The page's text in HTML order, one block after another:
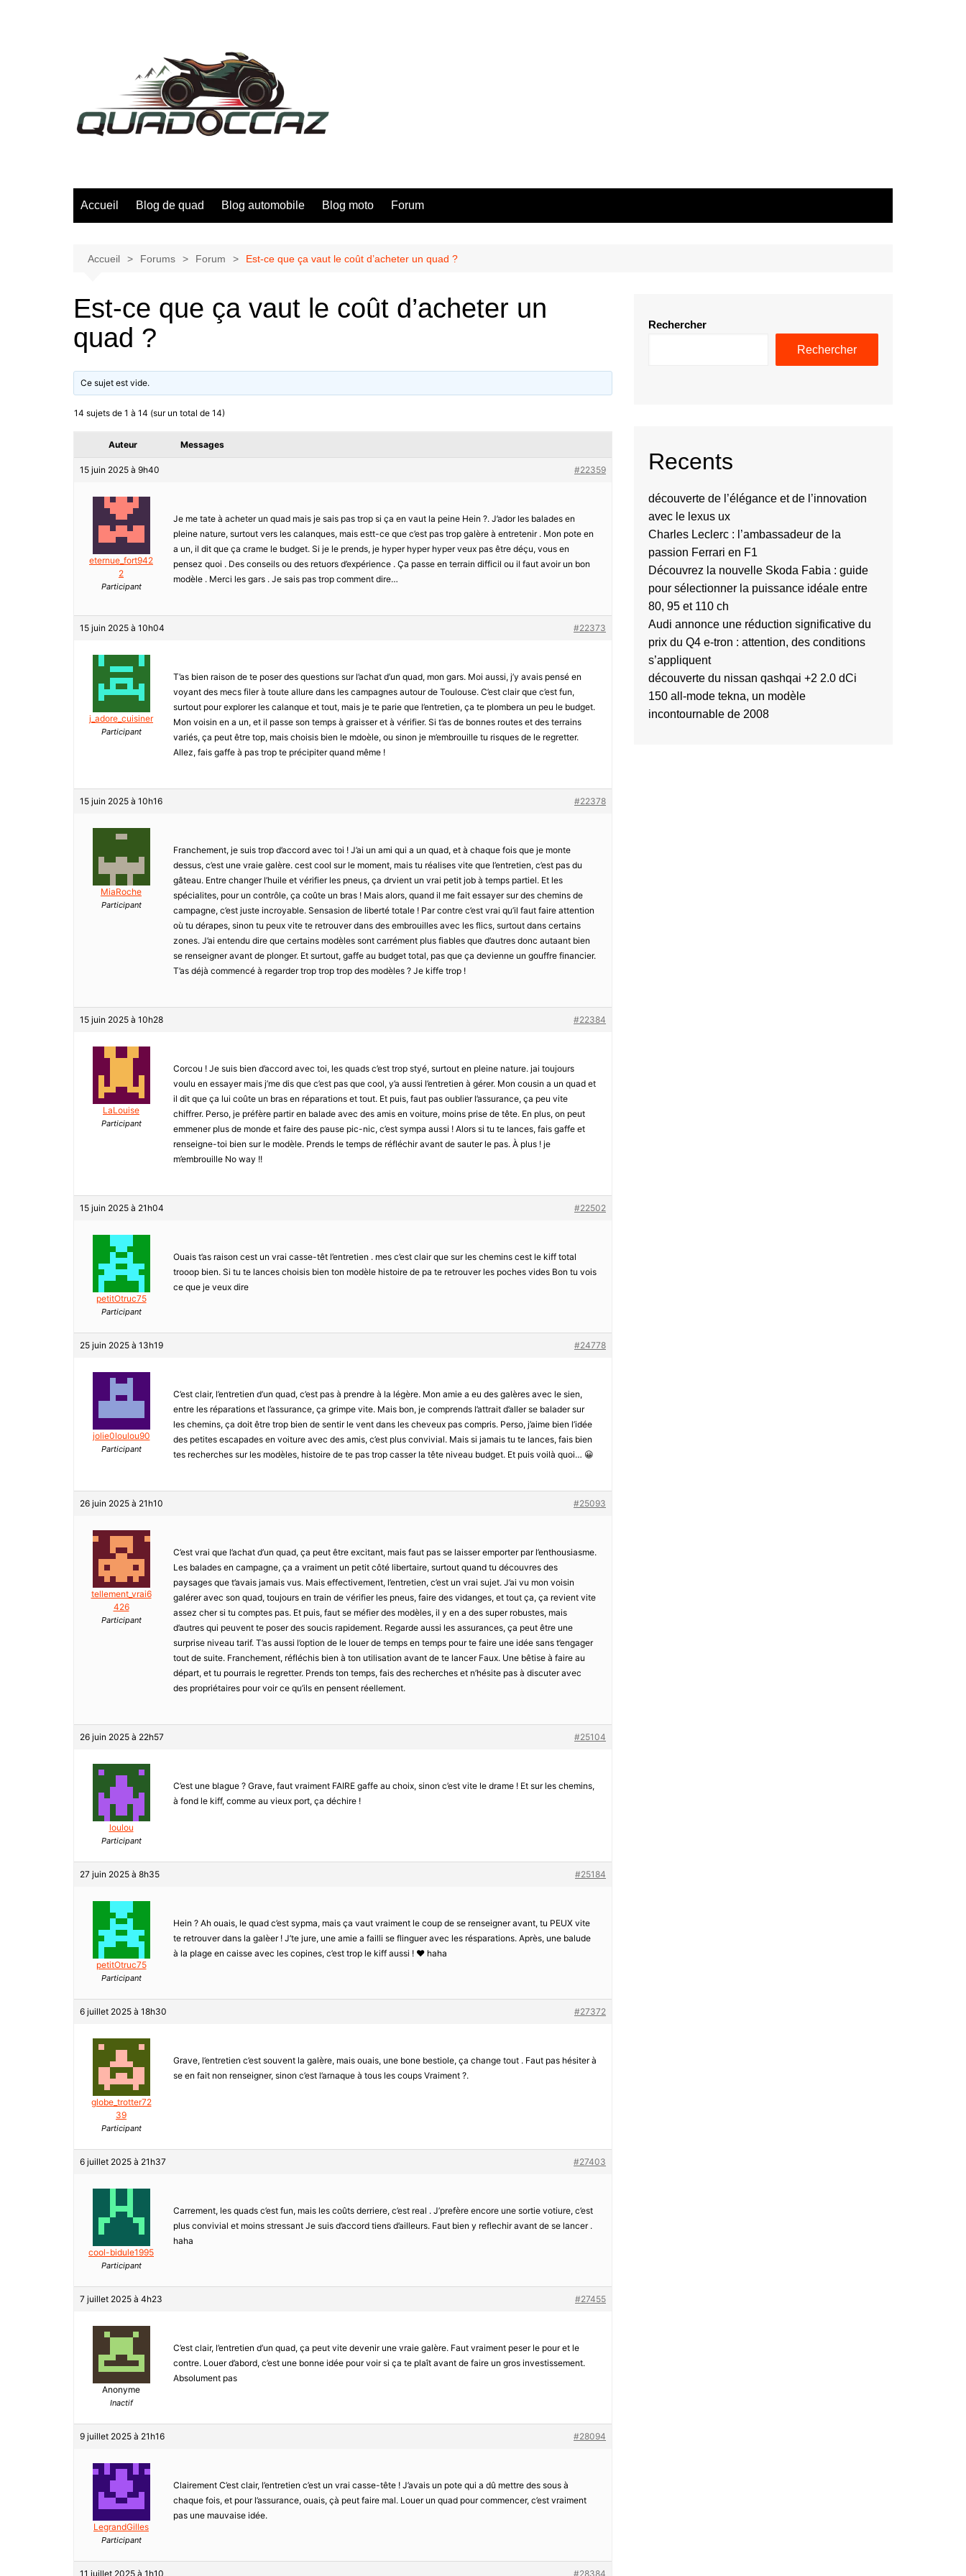
Accueil Blog de quad Blog automobile Blog moto Forum
Accueil Forums Forum Est-ce que ça vaut le coût d’acheter un quad ?
Est-ce que ça vaut le coût d’acheter un
quad ?
Ce sujet est vide.
14 sujets de 1 à 14 (sur un total de 14)
Auteur Messages
15 juin 2025 à 9h40 #22359
eternue_fort942
2
Participant
Je me tate à acheter un quad mais je sais pas trop si ça en vaut la peine Hein ?. J’ador les balades en
pleine nature, surtout vers les calanques, mais estt-ce que c’est pas trop galère à entretenir . Mon pote en
a un, il dit que ça crame le budget. Si je le prends, je hyper hyper hyper veux pas être déçu, vous en
pensez quoi . Des conseils ou des retuors d’expérience . Ça passe en terrain difficil ou il faut avoir un bon
modèle . Merci les gars . Je sais pas trop comment dire…
15 juin 2025 à 10h04 #22373
j_adore_cuisiner
Participant
T’as bien raison de te poser des questions sur l’achat d’un quad, mon gars. Moi aussi, j’y avais pensé en
voyant des mecs filer à toute allure dans les campagnes autour de Toulouse. C’est clair que c’est fun,
surtout pour explorer les calanque et tout, mais je te parie que l’entretien, ça te plombera un peu le budget.
Mon voisin en a un, et il passe son temps à graisser et à vérifier. Si t’as de bonnes routes et des terrains
variés, ça peut être top, mais choisis bien le mdoèle, ou sinon je m’embrouille tu risques de le regretter.
Allez, fais gaffe à pas trop te précipiter quand même !
15 juin 2025 à 10h16 #22378
MiaRoche
Participant
Franchement, je suis trop d’accord avec toi ! J’ai un ami qui a un quad, et à chaque fois que je monte
dessus, c’est une vraie galère. cest cool sur le moment, mais tu réalises vite que l’entretien, c’est pas du
gâteau. Entre changer l’huile et vérifier les pneus, ça drvient un vrai petit job à temps partiel. Et les
spécialites, pour un contrôle, ça coûte un bras ! Mais alors, quand il me fait essayer sur des chemins de
campagne, c’est juste incroyable. Sensasion de liberté totale ! Par contre c’est vrai qu’il faut faire attention
où tu dérapes, sinon tu peux vite te retrouver dans des embrouilles avec les flics, surtout dans certains
zones. J’ai entendu dire que certains modèles sont carrément plus fiables que d’autres donc autaant bien
se renseigner avant de plonger. Et surtout, gaffe au budget total, pas que ça devienne un gouffre financier.
T’as déjà commencé à regarder trop trop trop des modèles ? Je kiffe trop !
15 juin 2025 à 10h28 #22384
LaLouise
Participant
Corcou ! Je suis bien d’accord avec toi, les quads c’est trop styé, surtout en pleine nature. jai toujours
voulu en essayer mais j’me dis que c’est pas que cool, y’a aussi l’entretien à gérer. Mon cousin a un quad et
il dit que ça lui coûte un bras en réparations et tout. Et puis, faut pas oublier l’assurance, ça peu vite
chiffrer. Perso, je préfère partir en balade avec des amis en voiture, moins prise de tête. En plus, on peut
emmener plus de monde et faire des pause pic-nic, c’est sympa aussi ! Alors si tu te lances, fais gaffe et
renseigne-toi bien sur le modèle. Prends le temps de réfléchir avant de sauter le pas. À plus ! je
m’embrouille No way !!
15 juin 2025 à 21h04 #22502
petitOtruc75
Participant
Ouais t’as raison cest un vrai casse-têt l’entretien . mes c’est clair que sur les chemins cest le kiff total
trooop bien. Si tu te lances choisis bien ton modèle histoire de pa te retrouver les poches vides Bon tu vois
ce que je veux dire
25 juin 2025 à 13h19 #24778
jolie0loulou90
Participant
C’est clair, l’entretien d’un quad, c’est pas à prendre à la légère. Mon amie a eu des galères avec le sien,
entre les réparations et l’assurance, ça grimpe vite. Mais bon, je comprends l’attrait d’aller se balader sur
les chemins, ça doit être trop bien de sentir le vent dans les cheveux pas compris. Perso, j’aime bien l’idée
des petites escapades en voiture avec des amis, c’est plus convivial. Mais si jamais tu te lances, fais bien
tes recherches sur les modèles, histoire de te pas trop casser la tête niveau budget. Et puis voilà quoi… 😀
26 juin 2025 à 21h10 #25093
tellement_vrai6
426
Participant
C’est vrai que l’achat d’un quad, ça peut être excitant, mais faut pas se laisser emporter par l’enthousiasme.
Les balades en campagne, ça a vraiment un petit côté libertaire, surtout quand tu découvres des
paysages que t’avais jamais vus. Mais effectivement, l’entretien, c’est un vrai sujet. J’ai vu mon voisin
galérer avec son quad, toujours en train de vérifier les pneus, faire des vidanges, et tout ça, ça revient vite
assez cher si tu comptes pas. Et puis, faut se méfier des modèles, il y en a des super robustes, mais
d’autres qui peuvent te poser des soucis rapidement. Regarde aussi les assurances, ça peut être une
surprise niveau tarif. T’as aussi l’option de le louer de temps en temps pour te faire une idée sans t’engager
tout de suite. Franchement, réfléchis bien à ton utilisation avant de te lancer Faux. Une bêtise à faire au
départ, et tu pourrais le regretter. Prends ton temps, fais des recherches et n’hésite pas à discuter avec
des propriétaires pour voir ce qu’ils en pensent réellement.
26 juin 2025 à 22h57 #25104
loulou
Participant
C’est une blague ? Grave, faut vraiment FAIRE gaffe au choix, sinon c’est vite le drame ! Et sur les chemins,
à fond le kiff, comme au vieux port, ça déchire !
27 juin 2025 à 8h35 #25184
petitOtruc75
Participant
Hein ? Ah ouais, le quad c’est sypma, mais ça vaut vraiment le coup de se renseigner avant, tu PEUX vite
te retrouver dans la galèer ! J’te jure, une amie a failli se flinguer avec les résparations. Après, une balude
à la plage en caisse avec les copines, c’est trop le kiff aussi ! ❤️ haha
6 juillet 2025 à 18h30 #27372
globe_trotter72
39
Participant
Grave, l’entretien c’est souvent la galère, mais ouais, une bone bestiole, ça change tout . Faut pas hésiter à
se en fait non renseigner, sinon c’est l’arnaque à tous les coups Vraiment ?.
6 juillet 2025 à 21h37 #27403
cool-bidule1995
Participant
Carrement, les quads c’est fun, mais les coûts derriere, c’est real . J’prefère encore une sortie votiure, c’est
plus convivial et moins stressant Je suis d’accord tiens d’ailleurs. Faut bien y reflechir avant de se lancer .
haha
7 juillet 2025 à 4h23 #27455
Anonyme
Inactif
C’est clair, l’entretien d’un quad, ça peut vite devenir une vraie galère. Faut vraiment peser le pour et le
contre. Louer d’abord, c’est une bonne idée pour voir si ça te plaît avant de faire un gros investissement.
Absolument pas
9 juillet 2025 à 21h16 #28094
LegrandGilles
Participant
Clairement C’est clair, l’entretien c’est un vrai casse-tête ! J’avais un pote qui a dû mettre des sous à
chaque fois, et pour l’assurance, ouais, çà peut faire mal. Louer un quad pour commencer, c’est vraiment
pas une mauvaise idée.
11 juillet 2025 à 1h10 #28384
Rechercher
Rechercher
Recents
découverte de l’élégance et de l’innovation
avec le lexus ux
Charles Leclerc : l’ambassadeur de la
passion Ferrari en F1
Découvrez la nouvelle Skoda Fabia : guide
pour sélectionner la puissance idéale entre
80, 95 et 110 ch
Audi annonce une réduction significative du
prix du Q4 e-tron : attention, des conditions
s’appliquent
découverte du nissan qashqai +2 2.0 dCi
150 all-mode tekna, un modèle
incontournable de 2008